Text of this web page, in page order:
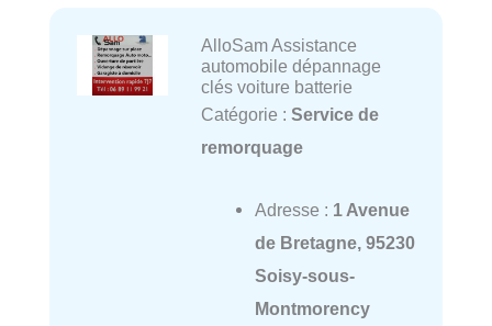
AlloSam Assistance
automobile dépannage
clés voiture batterie
Catégorie : Service de
remorquage
Adresse : 1 Avenue
de Bretagne, 95230
Soisy-sous-
Montmorency